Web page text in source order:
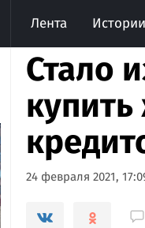
Лента Истории
Стало
24 февраля 2021,